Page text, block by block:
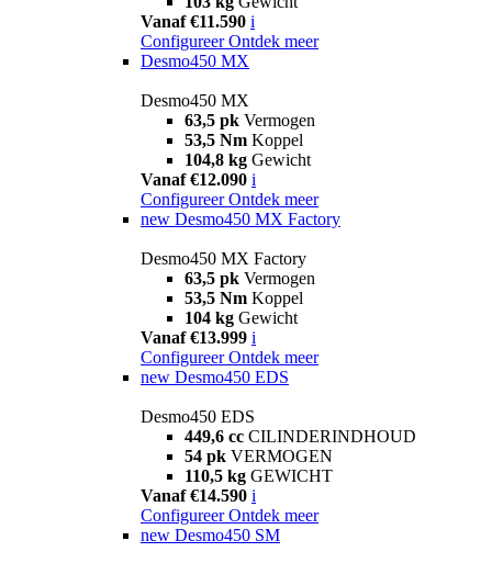
Vanaf €11.590 i
Configureer Ontdek meer
Desmo450 MX
Desmo450 MX
63,5 pk Vermogen
53,5 Nm Koppel
104,8 kg Gewicht
Vanaf €12.090 i
Configureer Ontdek meer
new Desmo450 MX Factory
Desmo450 MX Factory
63,5 pk Vermogen
53,5 Nm Koppel
104 kg Gewicht
Vanaf €13.999 i
Configureer Ontdek meer
new Desmo450 EDS
Desmo450 EDS
449,6 cc CILINDERINDHOUD
54 pk VERMOGEN
110,5 kg GEWICHT
Vanaf €14.590 i
Configureer Ontdek meer
new Desmo450 SM